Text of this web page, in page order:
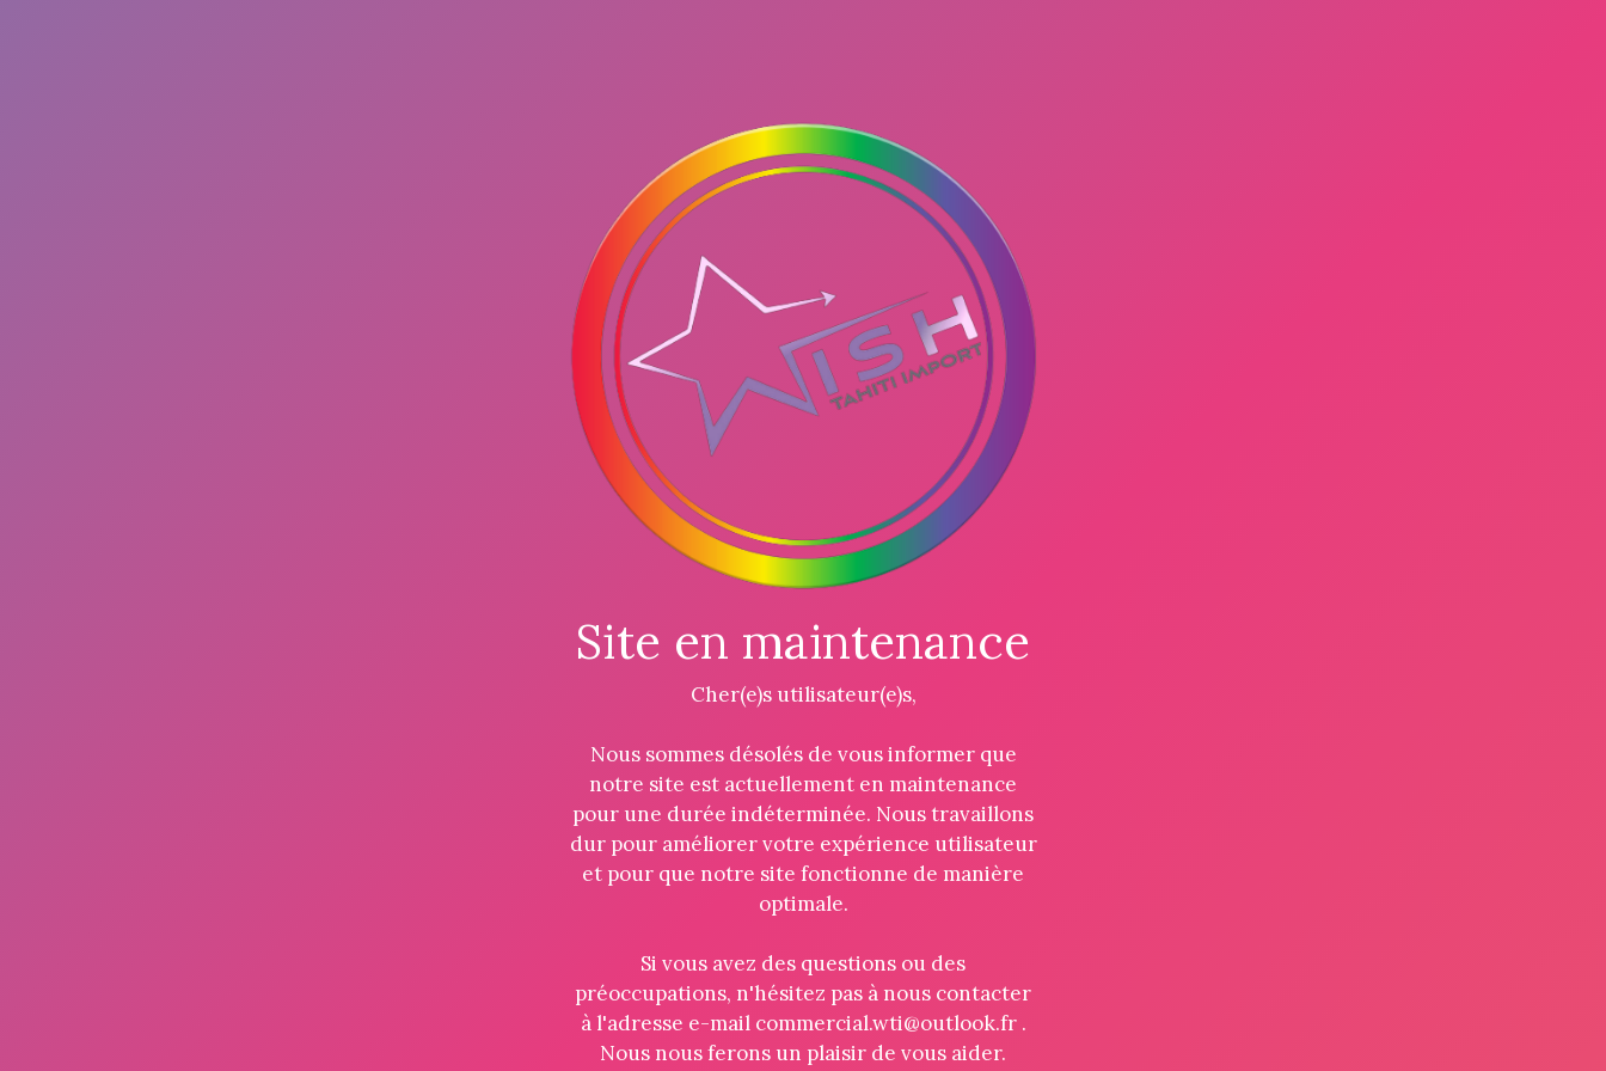
Site en maintenance
Cher(e)s utilisateur(e)s,
Nous sommes désolés de vous informer que
notre site est actuellement en maintenance
pour une durée indéterminée. Nous travaillons
dur pour améliorer votre expérience utilisateur
et pour que notre site fonctionne de manière
optimale.
Si vous avez des questions ou des
préoccupations, n'hésitez pas à nous contacter
à l'adresse e-mail commercial.wti@outlook.fr .
Nous nous ferons un plaisir de vous aider.